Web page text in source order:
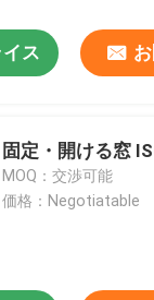
ス
固定・開ける窓
MOQ：交渉可能
価格：Negotiatable